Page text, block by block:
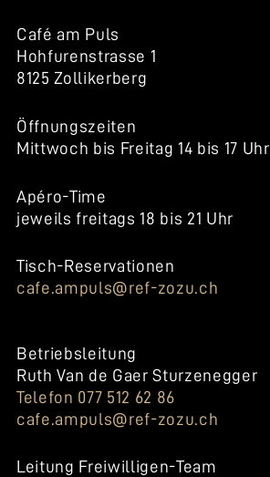
Café am Puls
Hohfurenstrasse 1
8125 Zollikerberg
Öffnungszeiten
Mittwoch bis Freitag 14 bis 17 Uhr
Apéro-Time
jeweils freitags 18 bis 21 Uhr
Tisch-Reservationen
cafe.ampuls@ref-zozu.ch
Betriebsleitung
Ruth Van de Gaer Sturzenegger
Telefon 077 512 62 86
cafe.ampuls@ref-zozu.ch
Leitung Freiwilligen-Team